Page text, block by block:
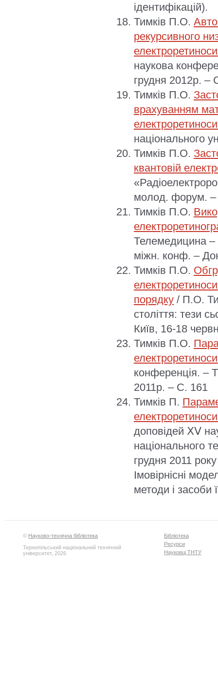
ідентифікацій).
Тимків П.О.
рекурсивного
наукова
грудня 2012р. –
Тимків П.О.
врахуванням
національного
Тимків П.О.
квантовій
молод. форум. –
Тимків П.О.
Телемедицина –
міжн. конф. –
Тимків П.О.
порядку / П.О.
століття: тези
Київ, 16-18
Тимків П.О.
конференція. –
2011р. – С. 161
Тимків П.
доповідей ⅩⅤ
національного
грудня 2011
Імовірнісні
методи і засоби
© Науково-технічна бібліотека
Тернопільський національний технічний
університет, 2026
Бібліотека
Ресурси
Науковці ТНТУ